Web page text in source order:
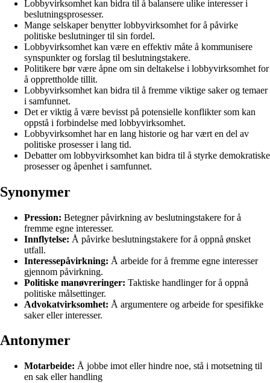
Lobbyvirksomhet kan bidra til å balansere ulike interesser i
beslutningsprosesser.
Mange selskaper benytter lobbyvirksomhet for å påvirke
politiske beslutninger til sin fordel.
Lobbyvirksomhet kan være en effektiv måte å kommunisere
synspunkter og forslag til beslutningstakere.
Politikere bør være åpne om sin deltakelse i lobbyvirksomhet for
å opprettholde tillit.
Lobbyvirksomhet kan bidra til å fremme viktige saker og temaer
i samfunnet.
Det er viktig å være bevisst på potensielle konflikter som kan
oppstå i forbindelse med lobbyvirksomhet.
Lobbyvirksomhet har en lang historie og har vært en del av
politiske prosesser i lang tid.
Debatter om lobbyvirksomhet kan bidra til å styrke demokratiske
prosesser og åpenhet i samfunnet.
Synonymer
Pression: Betegner påvirkning av beslutningstakere for å
fremme egne interesser.
Innflytelse: Å påvirke beslutningstakere for å oppnå ønsket
utfall.
Interessepåvirkning: Å arbeide for å fremme egne interesser
gjennom påvirkning.
Politiske manøvreringer: Taktiske handlinger for å oppnå
politiske målsettinger.
Advokatvirksomhet: Å argumentere og arbeide for spesifikke
saker eller interesser.
Antonymer
Motarbeide: Å jobbe imot eller hindre noe, stå i motsetning til
en sak eller handling